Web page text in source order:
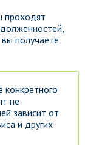
проходят
получаете
не
зависит от
и других